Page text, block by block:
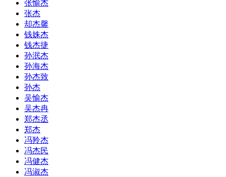
张愉杰
张杰
却杰馨
钱姝杰
钱杰捷
孙泯杰
孙海杰
孙杰致
孙杰
吴愉杰
吴杰冉
郑杰丞
郑杰
冯羚杰
冯杰民
冯健杰
冯淑杰